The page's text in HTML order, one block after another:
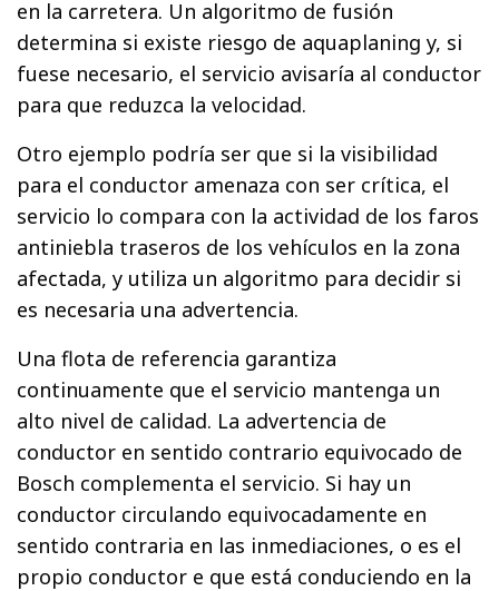
en la carretera. Un algoritmo de fusión
determina si existe riesgo de aquaplaning y, si
fuese necesario, el servicio avisaría al conductor
para que reduzca la velocidad.
Otro ejemplo podría ser que si la visibilidad
para el conductor amenaza con ser crítica, el
servicio lo compara con la actividad de los faros
antiniebla traseros de los vehículos en la zona
afectada, y utiliza un algoritmo para decidir si
es necesaria una advertencia.
Una flota de referencia garantiza
continuamente que el servicio mantenga un
alto nivel de calidad. La advertencia de
conductor en sentido contrario equivocado de
Bosch complementa el servicio. Si hay un
conductor circulando equivocadamente en
sentido contraria en las inmediaciones, o es el
propio conductor e que está conduciendo en la